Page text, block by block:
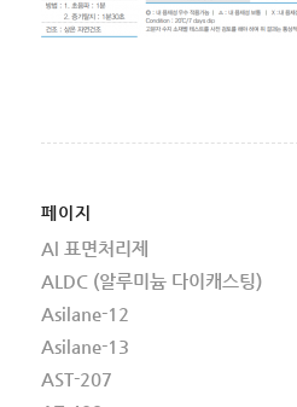
페이지
Al 표면처리제
ALDC (알루미늄 다이캐스팅)
Asilane-12
Asilane-13
AST-207